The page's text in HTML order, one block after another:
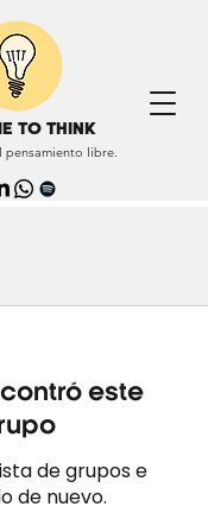
TO THINK
pensamiento libre.
este
de grupos e
de nuevo.